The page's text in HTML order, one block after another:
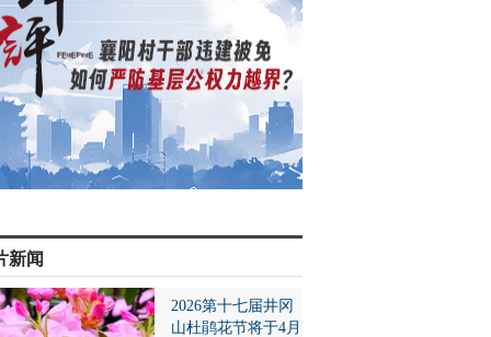
新闻
2026第十七届井冈
山杜鹃花节将于4月